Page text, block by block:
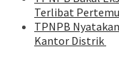
Terlibat
TPNPB
Kantor Distrik